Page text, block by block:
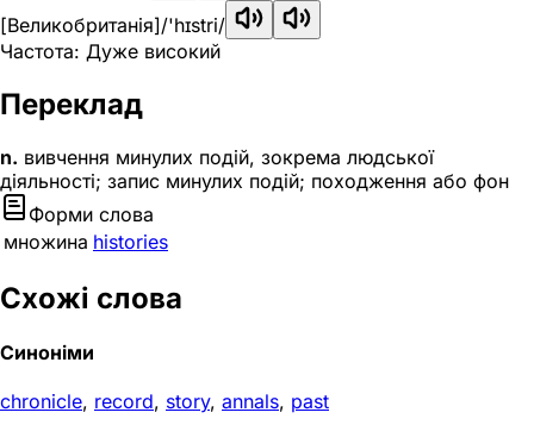
[Великобританія]/'hɪstri/
Частота: Дуже високий
Переклад
n. вивчення минулих подій, зокрема людської
діяльності; запис минулих подій; походження або фон
Форми слова
множина histories
Схожі слова
Синоніми
chronicle, record, story, annals, past